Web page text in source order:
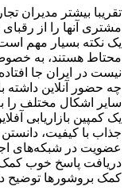
تقریبا بیشتر مدیران
مشتری آنها را از
یک نکته بسیار مهم
محتاط هستند، به خصوص
نیست در ایران جا
چه حضور آنلاین داشته
سایر اشکال مختلف را
یک کمپین بازاریابی
جذاب با کیفیت،
عضویت در شبکه‌های
دریافت پاسخ خوب کمک
کمک بروشور‌ها توضیح